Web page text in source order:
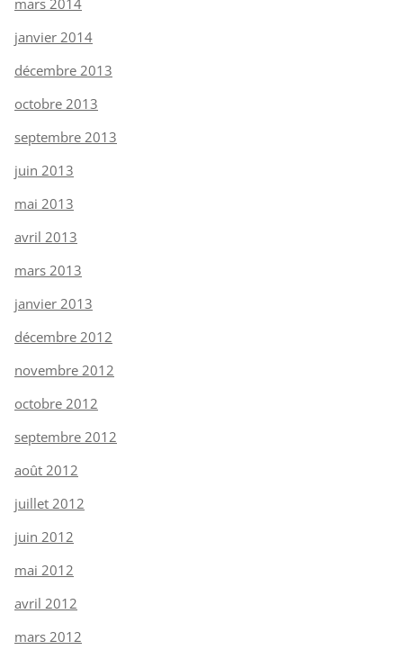
janvier 2014
décembre 2013
octobre 2013
septembre 2013
juin 2013
mai 2013
avril 2013
mars 2013
janvier 2013
décembre 2012
novembre 2012
octobre 2012
septembre 2012
août 2012
juillet 2012
juin 2012
mai 2012
avril 2012
mars 2012